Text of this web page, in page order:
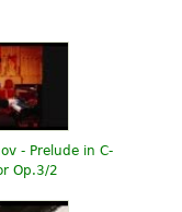
- Prelude in C-
Op.3/2